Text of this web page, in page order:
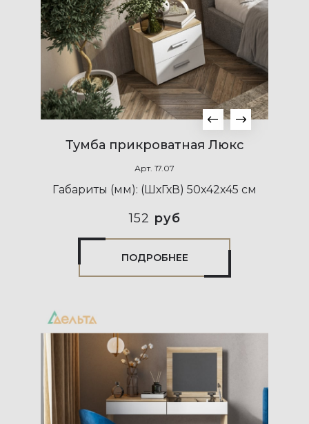
Тумба прикроватная Люкс
Арт. 17.07
Габариты (мм): (ШхГхВ) 50x42x45 см
152 руб
ПОДРОБНЕЕ